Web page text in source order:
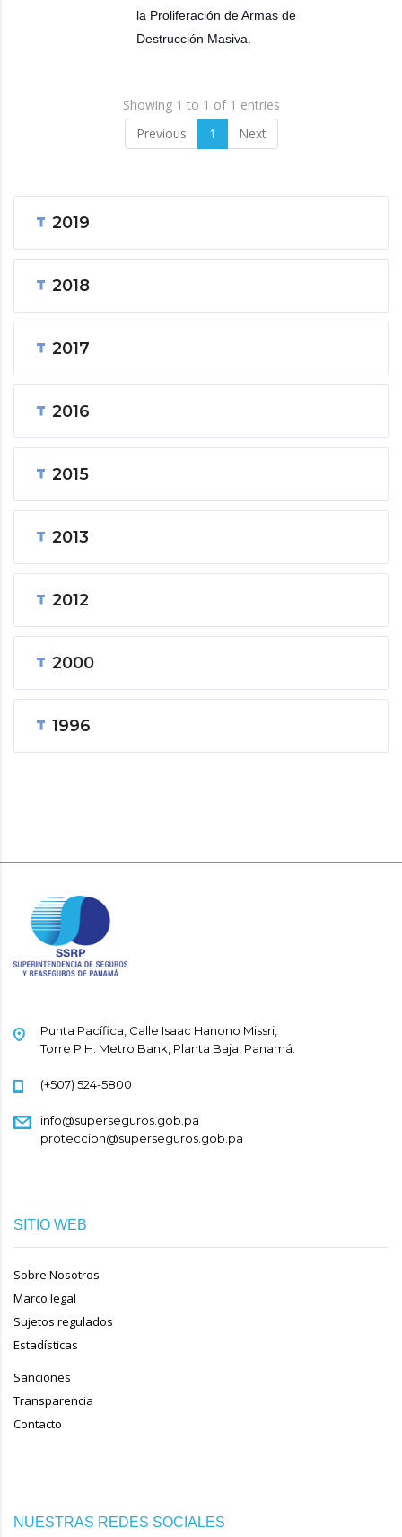
la Proliferación de Armas de
Destrucción Masiva.
Showing 1 to 1 of 1 entries
Previous
1 Next
2019
2018
2017
2016
2015
2013
2012
2000
1996
Punta Pacífica, Calle Isaac Hanono Missri,
Torre P.H. Metro Bank, Planta Baja, Panamá.
(+507) 524-5800
info@superseguros.gob.pa
proteccion@superseguros.gob.pa
SITIO WEB
Sobre Nosotros
Marco legal
Sujetos regulados
Estadísticas
Sanciones
Transparencia
Contacto
NUESTRAS REDES SOCIALES